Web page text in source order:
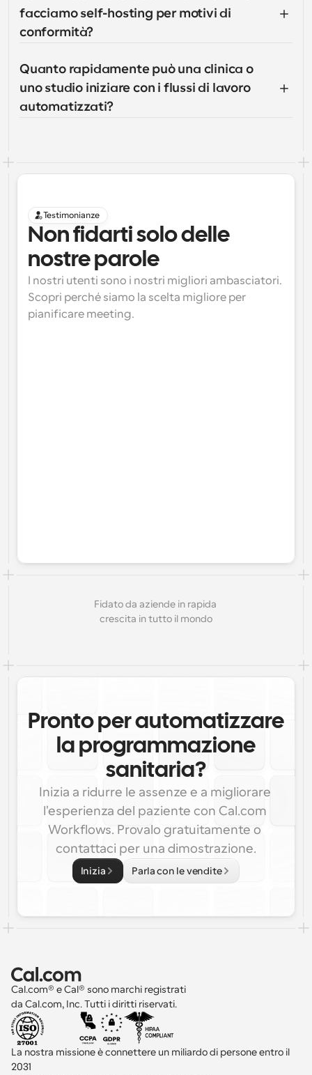
facciamo self-hosting per motivi di
conformità?
Quanto rapidamente può una clinica o
uno studio iniziare con i flussi di lavoro
automatizzati?
Testimonianze
Non fidarti solo delle
nostre parole
I nostri utenti sono i nostri migliori ambasciatori.
Scopri perché siamo la scelta migliore per
pianificare meeting.
Fidato da aziende in rapida
crescita in tutto il mondo
Pronto per automatizzare
la programmazione
sanitaria?
Inizia a ridurre le assenze e a migliorare
l'esperienza del paziente con Cal.com
Workflows. Provalo gratuitamente o
contattaci per una dimostrazione.
Inizia Parla con le vendite
Cal.com® e Cal® sono marchi registrati
da Cal.com, Inc. Tutti i diritti riservati.
La nostra missione è connettere un miliardo di persone entro il
2031